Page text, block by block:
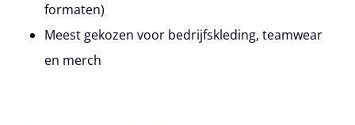
formaten)
Meest gekozen voor bedrijfskleding, teamwear
en merch